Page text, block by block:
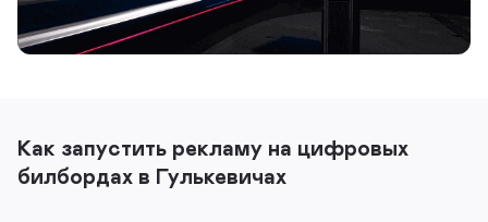
Как запустить рекламу на цифровых
билбордах в Гулькевичах